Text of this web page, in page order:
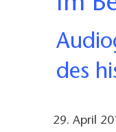
des
29. April